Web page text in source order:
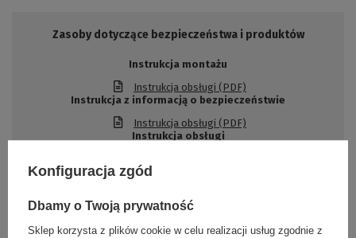
Zasoby dotyczące bezpieczeństwa i produktów
Instrukcja montażu
Instrukcja obsługi (PDF)
Instrukcja z informacją o bezpieczeństwie
Instrukcja obsługi (PDF)
Instrukcja obsługi
Specyfikacja techniczna
Konfiguracja zgód
Dbamy o Twoją prywatność
Sklep korzysta z plików cookie w celu realizacji usług zgodnie z